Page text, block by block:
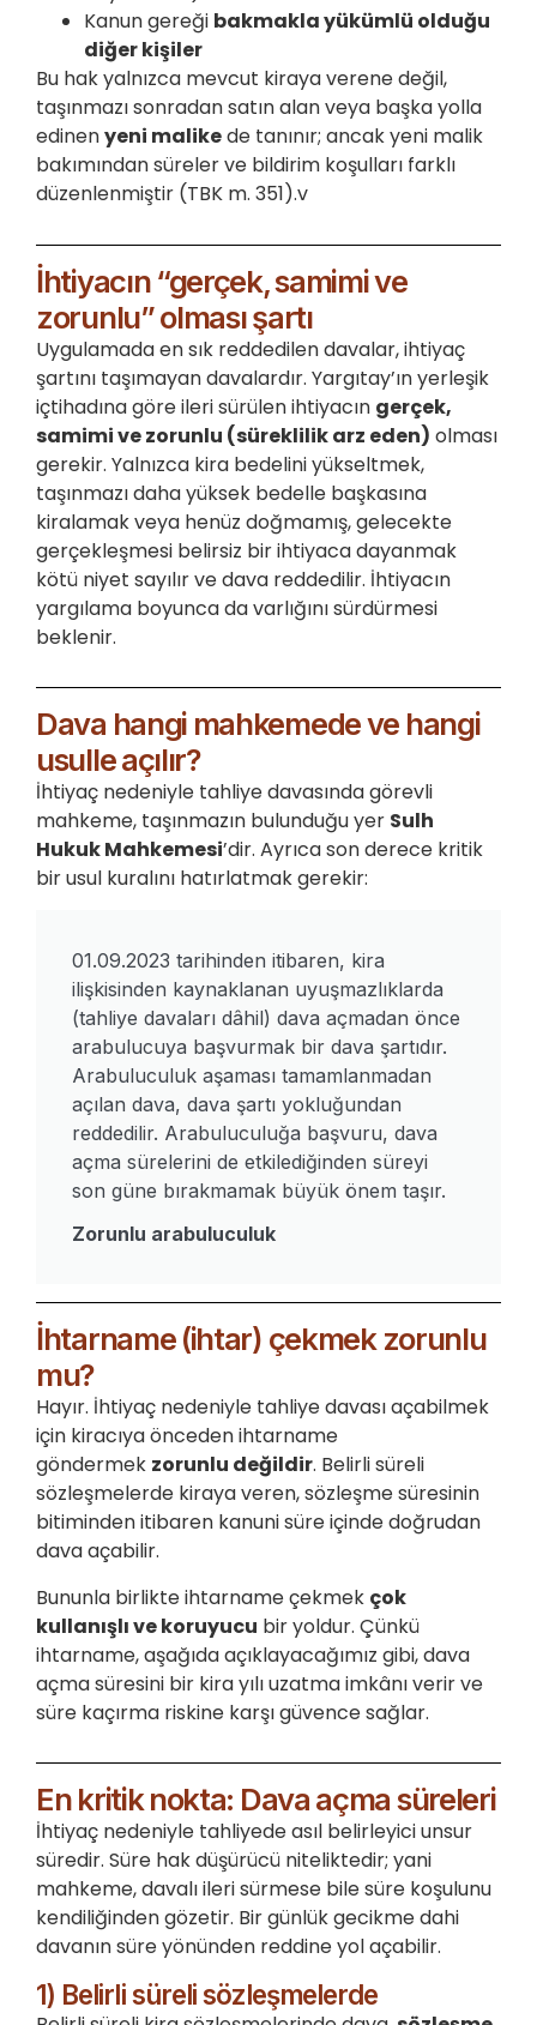
Kanun gereği bakmakla yükümlü olduğu
diğer kişiler
Bu hak yalnızca mevcut kiraya verene değil,
taşınmazı sonradan satın alan veya başka yolla
edinenyeni malikede tanınır; ancak yeni malik
bakımından süreler ve bildirim koşulları farklı
düzenlenmiştir (TBK m. 351).v
İhtiyacın “gerçek, samimi ve
zorunlu” olması şartı
Uygulamada en sık reddedilen davalar, ihtiyaç
şartını taşımayan davalardır. Yargıtay’ın yerleşik
içtihadına göre ileri sürülen ihtiyacın gerçek,
samimi ve zorunlu (süreklilik arz eden) olması
gerekir. Yalnızca kira bedelini yükseltmek,
taşınmazı daha yüksek bedelle başkasına
kiralamak veya henüz doğmamış, gelecekte
gerçekleşmesi belirsiz bir ihtiyaca dayanmak
kötü niyet sayılır ve dava reddedilir. İhtiyacın
yargılama boyunca da varlığını sürdürmesi
beklenir.
Dava hangi mahkemede ve hangi
usulle açılır?
İhtiyaç nedeniyle tahliye davasında görevli
mahkeme, taşınmazın bulunduğu yer Sulh
Hukuk Mahkemesi’dir. Ayrıca son derece kritik
bir usul kuralını hatırlatmak gerekir:
01.09.2023 tarihinden itibaren, kira
ilişkisinden kaynaklanan uyuşmazlıklarda
(tahliye davaları dâhil) dava açmadan önce
arabulucuya başvurmak bir dava şartıdır.
Arabuluculuk aşaması tamamlanmadan
açılan dava, dava şartı yokluğundan
reddedilir. Arabuluculuğa başvuru, dava
açma sürelerini de etkilediğinden süreyi
son güne bırakmamak büyük önem taşır.
Zorunlu arabuluculuk
İhtarname (ihtar) çekmek zorunlu
mu?
Hayır. İhtiyaç nedeniyle tahliye davası açabilmek
için kiracıya önceden ihtarname
göndermek zorunlu değildir. Belirli süreli
sözleşmelerde kiraya veren, sözleşme süresinin
bitiminden itibaren kanuni süre içinde doğrudan
dava açabilir.
Bununla birlikte ihtarname çekmek çok
kullanışlı ve koruyucu bir yoldur. Çünkü
ihtarname, aşağıda açıklayacağımız gibi, dava
açma süresini bir kira yılı uzatma imkânı verir ve
süre kaçırma riskine karşı güvence sağlar.
En kritik nokta: Dava açma süreleri
İhtiyaç nedeniyle tahliyede asıl belirleyici unsur
süredir. Süre hak düşürücü niteliktedir; yani
mahkeme, davalı ileri sürmese bile süre koşulunu
kendiliğinden gözetir. Bir günlük gecikme dahi
davanın süre yönünden reddine yol açabilir.
1) Belirli süreli sözleşmelerde